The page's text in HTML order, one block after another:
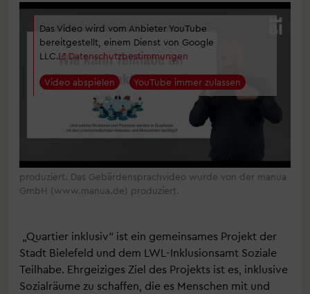
Das Video wird vom Anbieter YouTube
bereitgestellt, einem Dienst von Google
LLC.
Datenschutzbestimmungen
Video abspielen YouTube immer zulassen
Das Video wurde von Sven Henric Olde (www.svenolde.de)
produziert. Das Gebärdensprachvideo wurde von der manua
GmbH (www.manua.de) produziert.
„Quartier inklusiv“ ist ein gemeinsames Projekt der
Stadt Bielefeld und dem LWL-Inklusionsamt Soziale
Teilhabe. Ehrgeiziges Ziel des Projekts ist es, inklusive
Sozialräume zu schaffen, die es Menschen mit und